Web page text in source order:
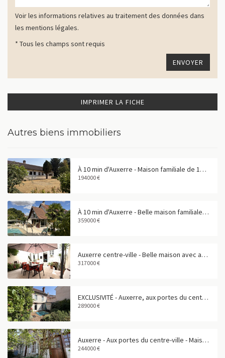
Voir les informations relatives au traitement des données dans
les mentions légales.
* Tous les champs sont requis
IMPRIMER LA FICHE
Autres biens immobiliers
À 10 min d'Auxerre - Maison familiale de 158 m² dans un bourg avec commerces
194000 €
À 10 min d'Auxerre - Belle maison familiale avec piscine
359000 €
Auxerre centre-ville - Belle maison avec appartement indépendant et garage
317000 €
EXCLUSIVITÉ - Auxerre, aux portes du centre-ville - Maison de caractère de 160 m²
289000 €
Auxerre - Aux portes du centre-ville - Maison familiale de 158 m²
244000 €